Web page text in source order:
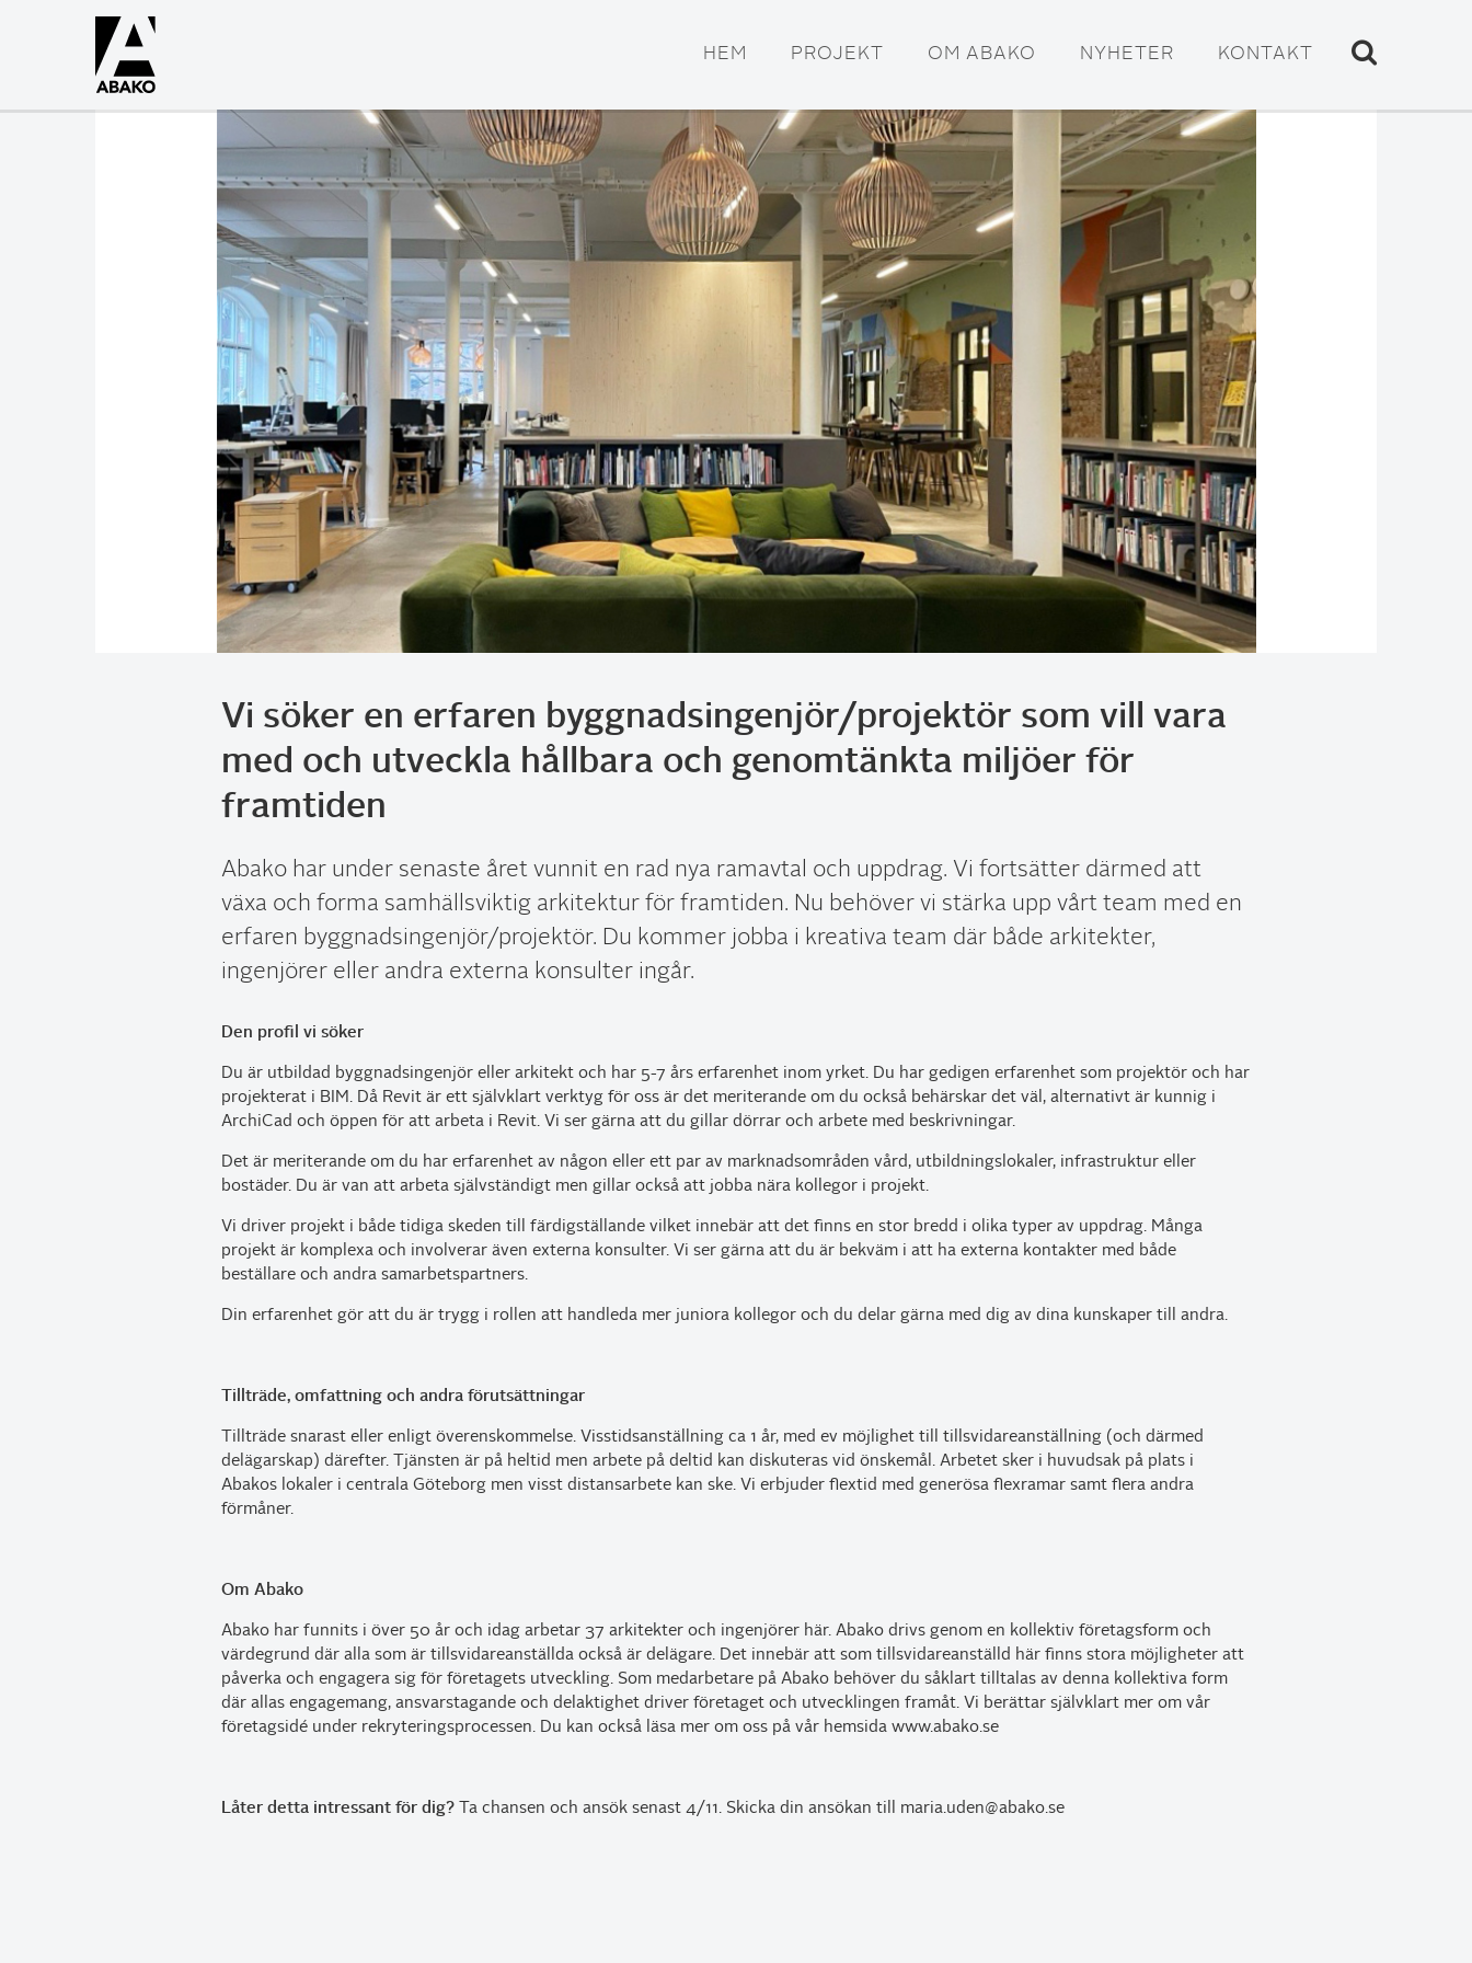
HEM PROJEKT OM ABAKO NYHETER KONTAKT
Vi söker en erfaren byggnadsingenjör/projektör som vill vara
med och utveckla hållbara och genomtänkta miljöer för
framtiden
Abako har under senaste året vunnit en rad nya ramavtal och uppdrag. Vi fortsätter därmed att
växa och forma samhällsviktig arkitektur för framtiden. Nu behöver vi stärka upp vårt team med en
erfaren byggnadsingenjör/projektör. Du kommer jobba i kreativa team där både arkitekter,
ingenjörer eller andra externa konsulter ingår.
Den profil vi söker
Du är utbildad byggnadsingenjör eller arkitekt och har 5-7 års erfarenhet inom yrket. Du har gedigen erfarenhet som projektör och har
projekterat i BIM. Då Revit är ett självklart verktyg för oss är det meriterande om du också behärskar det väl, alternativt är kunnig i
ArchiCad och öppen för att arbeta i Revit. Vi ser gärna att du gillar dörrar och arbete med beskrivningar.
Det är meriterande om du har erfarenhet av någon eller ett par av marknadsområden vård, utbildningslokaler, infrastruktur eller
bostäder. Du är van att arbeta självständigt men gillar också att jobba nära kollegor i projekt.
Vi driver projekt i både tidiga skeden till färdigställande vilket innebär att det finns en stor bredd i olika typer av uppdrag. Många
projekt är komplexa och involverar även externa konsulter. Vi ser gärna att du är bekväm i att ha externa kontakter med både
beställare och andra samarbetspartners.
Din erfarenhet gör att du är trygg i rollen att handleda mer juniora kollegor och du delar gärna med dig av dina kunskaper till andra.
Tillträde, omfattning och andra förutsättningar
Tillträde snarast eller enligt överenskommelse. Visstidsanställning ca 1 år, med ev möjlighet till tillsvidareanställning (och därmed
delägarskap) därefter. Tjänsten är på heltid men arbete på deltid kan diskuteras vid önskemål. Arbetet sker i huvudsak på plats i
Abakos lokaler i centrala Göteborg men visst distansarbete kan ske. Vi erbjuder flextid med generösa flexramar samt flera andra
förmåner.
Om Abako
Abako har funnits i över 50 år och idag arbetar 37 arkitekter och ingenjörer här. Abako drivs genom en kollektiv företagsform och
värdegrund där alla som är tillsvidareanställda också är delägare. Det innebär att som tillsvidareanställd här finns stora möjligheter att
påverka och engagera sig för företagets utveckling. Som medarbetare på Abako behöver du såklart tilltalas av denna kollektiva form
där allas engagemang, ansvarstagande och delaktighet driver företaget och utvecklingen framåt. Vi berättar självklart mer om vår
företagsidé under rekryteringsprocessen. Du kan också läsa mer om oss på vår hemsida www.abako.se
Låter detta intressant för dig? Ta chansen och ansök senast 4/11. Skicka din ansökan till maria.uden@abako.se